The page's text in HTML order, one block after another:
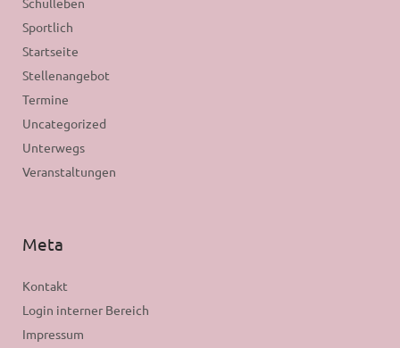
Sportlich
Startseite
Stellenangebot
Termine
Uncategorized
Unterwegs
Veranstaltungen
Meta
Kontakt
Login interner Bereich
Impressum